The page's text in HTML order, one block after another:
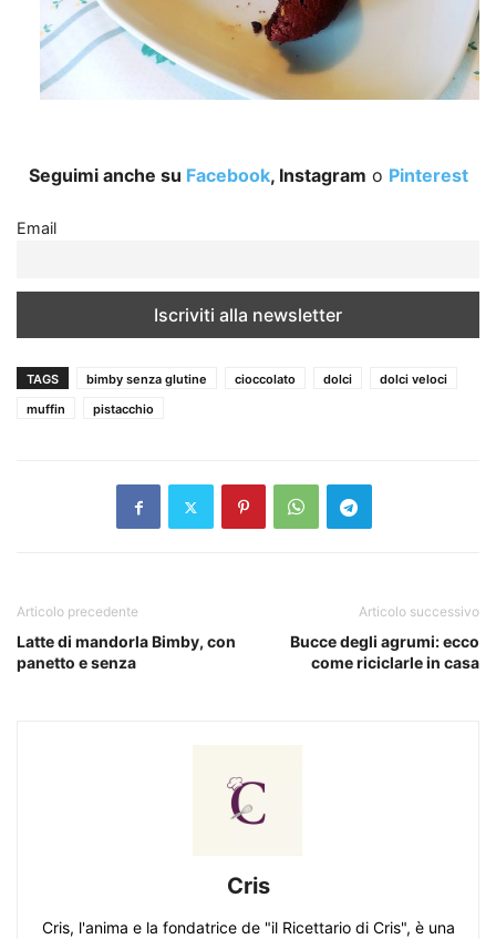
Seguimi anche su Facebook, Instagram o Pinterest
Email
TAGS bimby senza glutine cioccolato dolci
dolci veloci
muffin
pistacchio
Articolo precedente
Latte di mandorla Bimby, con
panetto e senza
Articolo successivo
Bucce degli agrumi: ecco
come riciclarle in casa
Cris
Cris, l'anima e la fondatrice de "il Ricettario di Cris", è una